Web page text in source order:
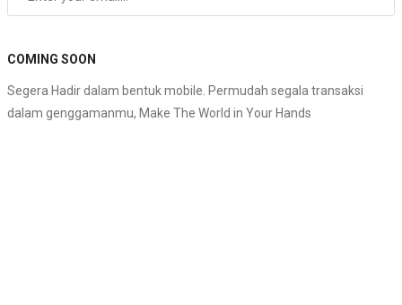
COMING SOON
Segera Hadir dalam bentuk mobile. Permudah segala transaksi
dalam genggamanmu, Make The World in Your Hands